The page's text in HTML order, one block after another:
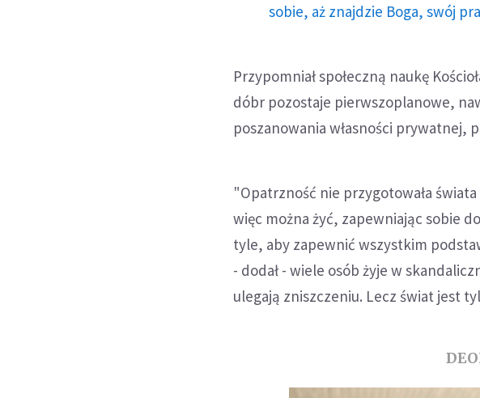
sobie, aż znajdzie Boga, swój
Przypomniał społeczną naukę
dóbr pozostaje pierwszoplanowe,
poszanowania własności prywatnej,
"Opatrzność nie przygotowała
więc można żyć, zapewniając sobie
tyle, aby zapewnić wszystkim
- dodał - wiele osób żyje w
ulegają zniszczeniu. Lecz świat jest